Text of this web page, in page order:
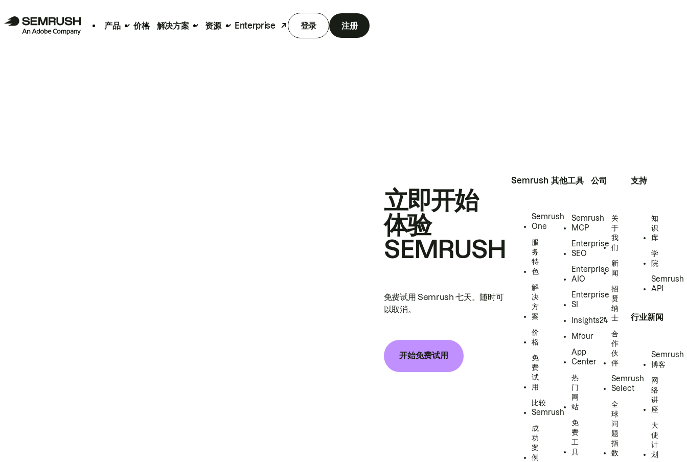
产品 价格 解决方案 资源 Enterprise 登录 注册
立即开始
体验
SEMRUSH
免费试用 Semrush 七天。随时可
以取消。
开始免费试用
Semrush
Semrush
One
服
务
特
色
解
决
方
案
价
格
免
费
试
用
比较
Semrush
成
功
案
例
其他工具
Semrush
MCP
Enterprise
SEO
Enterprise
AIO
Enterprise
SI
Insights24
Mfour
App
Center
热
门
网
站
免
费
工
具
公司
关
于
我
们
新
闻
招
贤
纳
士
合
作
伙
伴
Semrush
Select
全
球
问
题
指
数
支持
知
识
库
学
院
Semrush
API
行业新闻
Semrush
博客
网
络
讲
座
大
使
计
划